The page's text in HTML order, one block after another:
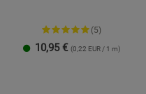
(5)
10,95 € (0,22 EUR / 1 m)